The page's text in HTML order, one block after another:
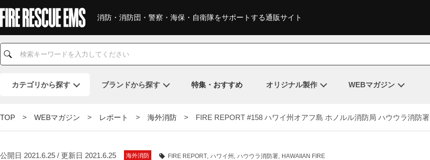
消防・消防団・警察・海保・自衛隊をサポートする通販サイト
カテゴリから探す ブランドから探す 特集・おすすめ オリジナル製作 WEBマガジン
TOP > WEBマガジン > レポート > 海外消防 > FIRE REPORT #158 ハワイ州オアフ島 ホノルル消防局 ハウウラ消防署
公開日 2021.6.25 / 更新日 2021.6.25 海外消防 FIRE REPORT ハワイ州 ハウウラ消防署 HAWAIIAN FIRE